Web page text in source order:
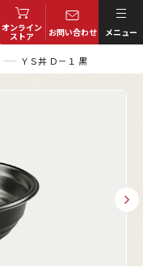
オンライン
ストア お問い合わせ メニュー
ＹＳ丼 Ｄ－１ 黒